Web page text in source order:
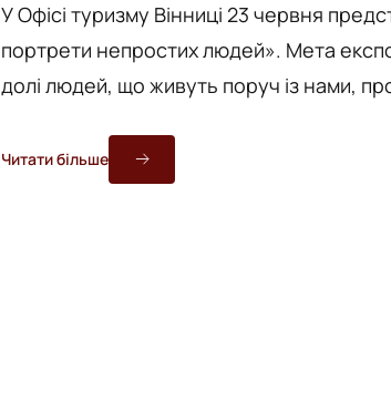
У Офісі туризму Вінниці 23 червня
портрети непростих людей». Мета
долі людей, що живуть поруч із нами,
"Вежа" з посиланням на сайт Вінницької міської
фотографині та поетеси Ірини Бланар,
Читати більше